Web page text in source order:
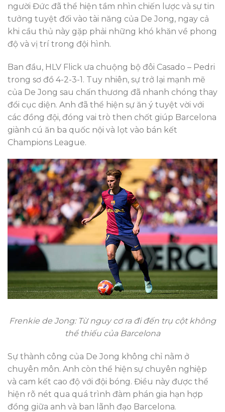
người Đức đã thể hiện tầm nhìn chiến lược và sự tin
tưởng tuyệt đối vào tài năng của De Jong, ngay cả
khi cầu thủ này gặp phải những khó khăn về phong
độ và vị trí trong đội hình.
Ban đầu, HLV Flick ưa chuộng bộ đôi Casado – Pedri
trong sơ đồ 4-2-3-1. Tuy nhiên, sự trở lại mạnh mẽ
của De Jong sau chấn thương đã nhanh chóng thay
đổi cục diện. Anh đã thể hiện sự ăn ý tuyệt vời với
các đồng đội, đóng vai trò then chốt giúp Barcelona
giành cú ăn ba quốc nội và lọt vào bán kết
Champions League.
Frenkie de Jong: Từ nguy cơ ra đi đến trụ cột không
thể thiếu của Barcelona
Sự thành công của De Jong không chỉ nằm ở
chuyên môn. Anh còn thể hiện sự chuyên nghiệp
và cam kết cao độ với đội bóng. Điều này được thể
hiện rõ nét qua quá trình đàm phán gia hạn hợp
đồng giữa anh và ban lãnh đạo Barcelona.